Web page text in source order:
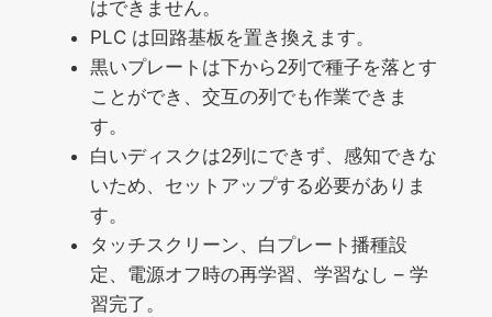
はできません。
PLC は回路基板を置き換えます。
黒いプレートは下から2列で種子を落とす
ことができ、交互の列でも作業できま
す。
白いディスクは2列にできず、感知できな
いため、セットアップする必要がありま
す。
タッチスクリーン、白プレート播種設
定、電源オフ時の再学習、学習なし – 学
習完了。